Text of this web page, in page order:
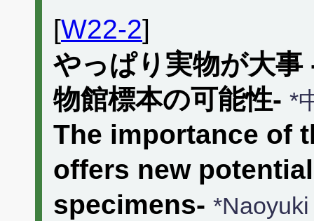
[W22-2]
やっぱり実物が大
物館標本の可能性- *
The importance of
offers new
specimens-